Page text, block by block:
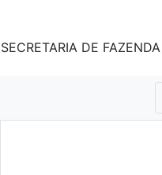
SECRETARIA DE